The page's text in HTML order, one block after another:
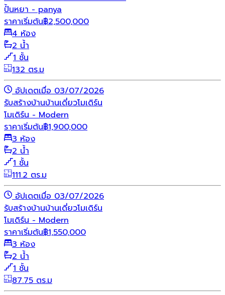
ปั้นหยา - panya
ราคาเริ่มต้น฿2,500,000
4 ห้อง
2 น้ำ
1 ชั้น
132 ตร.ม
อัปเดตเมื่อ 03/07/2026
รับสร้างบ้านบ้านเดี่ยวโมเดิร์น
โมเดิร์น - Modern
ราคาเริ่มต้น฿1,900,000
3 ห้อง
2 น้ำ
1 ชั้น
111.2 ตร.ม
อัปเดตเมื่อ 03/07/2026
รับสร้างบ้านบ้านเดี่ยวโมเดิร์น
โมเดิร์น - Modern
ราคาเริ่มต้น฿1,550,000
3 ห้อง
2 น้ำ
1 ชั้น
87.75 ตร.ม